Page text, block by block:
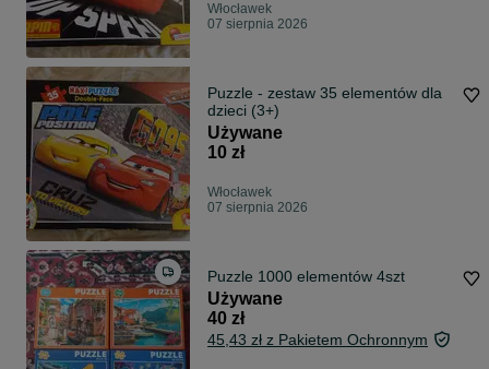
Włocławek
07 sierpnia 2026
Puzzle - zestaw 35 elementów dla
dzieci (3+)
Używane
10 zł
Włocławek
07 sierpnia 2026
Puzzle 1000 elementów 4szt
Używane
40 zł
45,43 zł z Pakietem Ochronnym